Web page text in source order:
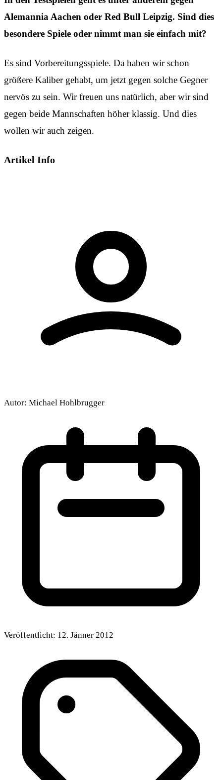
Alemannia Aachen oder Red Bull Leipzig. Sind dies
besondere Spiele oder nimmt man sie einfach mit?
Es sind Vorbereitungsspiele. Da haben wir schon
größere Kaliber gehabt, um jetzt gegen solche Gegner
nervös zu sein. Wir freuen uns natürlich, aber wir sind
gegen beide Mannschaften höher klassig. Und dies
wollen wir auch zeigen.
Artikel Info
Autor: Michael Hohlbrugger
Veröffentlicht: 12. Jänner 2012